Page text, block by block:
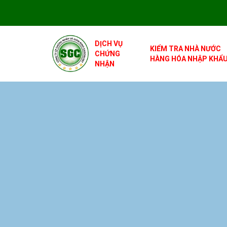
DỊCH VỤ
CHỨNG
NHẬN
KIỂM TRA NHÀ NƯỚC
HÀNG HÓA NHẬP